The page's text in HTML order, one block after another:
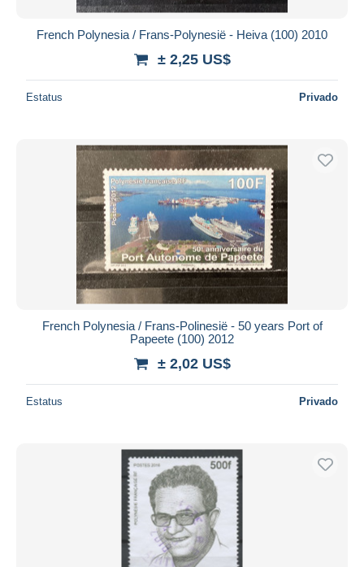
French Polynesia / Frans-Polynesië - Heiva (100) 2010
± 2,25 US$
Estatus Privado
French Polynesia / Frans-Polinesië - 50 years Port of
Papeete (100) 2012
± 2,02 US$
Estatus Privado